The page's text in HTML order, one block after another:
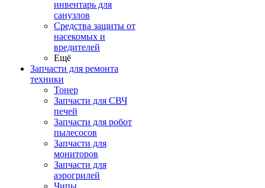
инвентарь для
санузлов
Средства защиты от
насекомых и
вредителей
Ещё
Запчасти для ремонта
техники
Тонер
Запчасти для СВЧ
печей
Запчасти для робот
пылесосов
Запчасти для
мониторов
Запчасти для
аэрогрилей
Чипы